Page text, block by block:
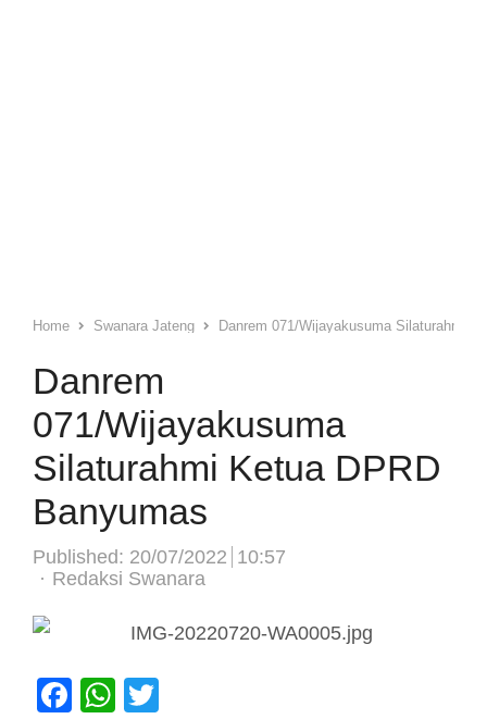
Home Swanara Jateng Danrem 071/Wijayakusuma Silaturahmi
Danrem
071/Wijayakusuma
Silaturahmi Ketua DPRD
Banyumas
Published: 20/07/2022 10:57
Author
Redaksi Swanara
Facebook
WhatsApp